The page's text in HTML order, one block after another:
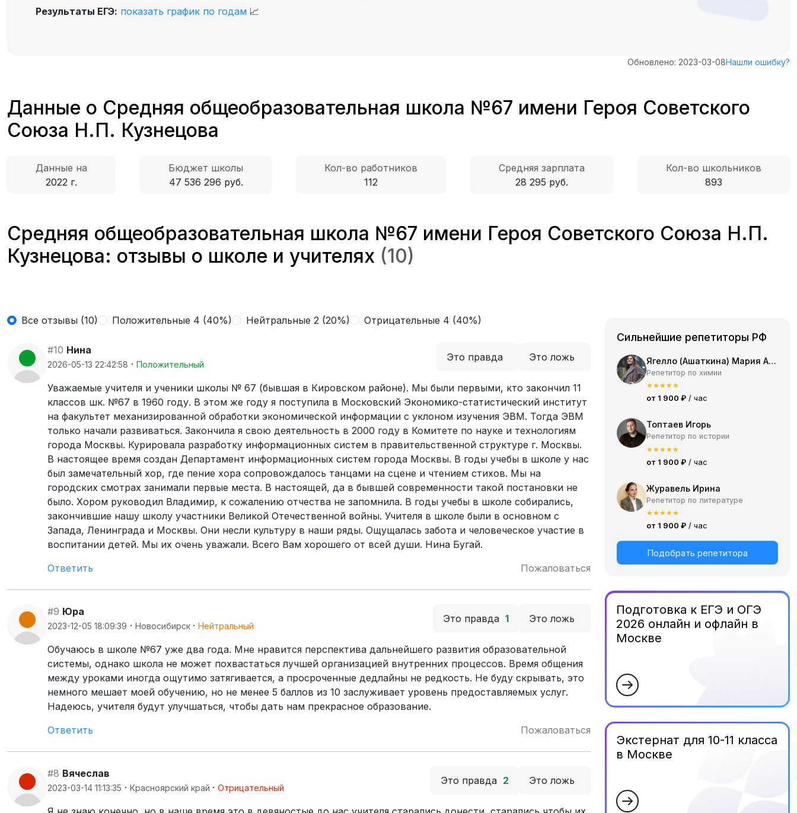
Результаты ЕГЭ: показать график по годам 📈
Обновлено: 2023-03-08Нашли ошибку?
Данные о Средняя общеобразовательная школа №67 имени Героя Советского
Союза Н.П. Кузнецова
Данные на
2022 г.
Бюджет школы
47 536 296 руб.
Кол-во работников
112
Средняя зарплата
28 295 руб.
Кол-во школьников
893
Средняя общеобразовательная школа №67 имени Героя Советского Союза Н.П.
Кузнецова: отзывы о школе и учителях (10)
Все отзывы (10) Положительные 4 (40%) Нейтральные 2 (20%) Отрицательные 4 (40%)
#10 Нина
2026-05-13 22:42:58 · Положительный
Это правда Это ложь
Уважаемые учителя и ученики школы № 67 (бывшая в Кировском районе). Мы были первыми, кто закончил 11
классов шк. №67 в 1960 году. В этом же году я поступила в Московский Экономико-статистический институт
на факультет механизированной обработки экономической информации с уклоном изучения ЭВМ. Тогда ЭВМ
только начали развиваться. Закончила я свою деятельность в 2000 году в Комитете по науке и технологиям
города Москвы. Курировала разработку информационных систем в правительственной структуре г. Москвы.
В настоящее время создан Департамент информационных систем города Москвы. В годы учебы в школе у нас
был замечательный хор, где пение хора сопровождалось танцами на сцене и чтением стихов. Мы на
городских смотрах занимали первые места. В настоящей, да в бывшей современности такой постановки не
было. Хором руководил Владимир, к сожалению отчества не запомнила. В годы учебы в школе собирались,
закончившие нашу школу участники Великой Отечественной войны. Учителя в школе были в основном с
Запада, Ленинграда и Москвы. Они несли культуру в наши ряды. Ощущалась забота и человеческое участие в
воспитании детей. Мы их очень уважали. Всего Вам хорошего от всей души. Нина Бугай.
Ответить
Пожаловаться
#9 Юра
2023-12-05 18:09:39 · Новосибирск · Нейтральный
Это правда 1 Это ложь
Обучаюсь в школе №67 уже два года. Мне нравится перспектива дальнейшего развития образовательной
системы, однако школа не может похвастаться лучшей организацией внутренних процессов. Время общения
между уроками иногда ощутимо затягивается, а просроченные дедлайны не редкость. Не буду скрывать, это
немного мешает моей обучению, но не менее 5 баллов из 10 заслуживает уровень предоставляемых услуг.
Надеюсь, учителя будут улучшаться, чтобы дать нам прекрасное образование.
Ответить
Пожаловаться
#8 Вячеслав
2023-03-14 11:13:35 · Красноярский край · Отрицательный
Это правда 2 Это ложь
Сильнейшие репетиторы РФ
Ягелло (Ашаткина) Мария Александровна
Репетитор по химии
★★★★★
от 1 900 ₽ / час
Топтаев Игорь
Репетитор по истории
★★★★★
от 1 900 ₽ / час
Журавель Ирина
Репетитор по литературе
★★★★★
от 1 900 ₽ / час
Подобрать репетитора
Подготовка к ЕГЭ и ОГЭ
2026 онлайн и офлайн в
Москве
Экстернат для 10-11 класса
в Москве